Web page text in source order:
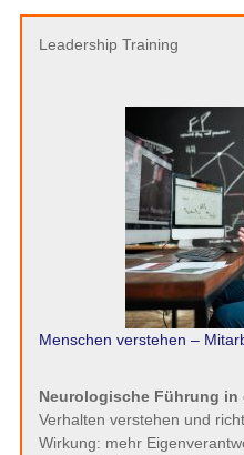
Leadership Training
Menschen verstehen –
Neurologische Führung in
Verhalten verstehen und
Wirkung: mehr